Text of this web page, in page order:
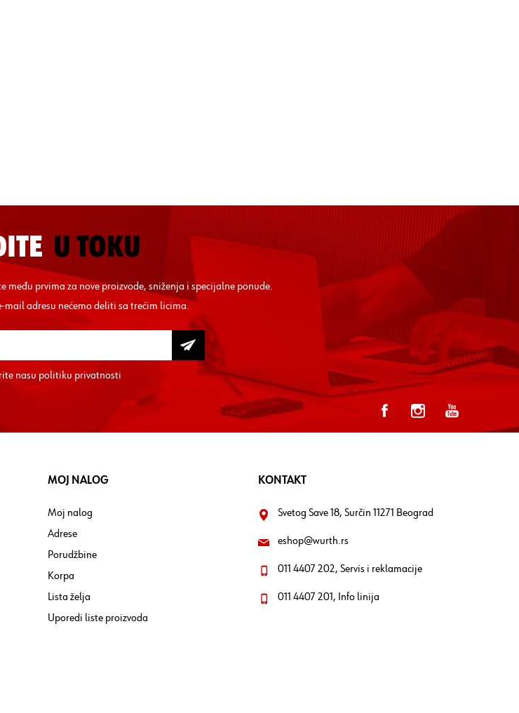
U TOKU
među prvima za nove proizvode, sniženja i specijalne ponude.
mail adresu nećemo deliti sa trećim licima.
nasupolitiku privatnosti
MOJ NALOG
Moj nalog
Adrese
Porudžbine
Korpa
Lista želja
Uporedi liste proizvoda
KONTAKT
Svetog Save 18, Surčin 11271 Beograd
eshop@wurth.rs
011 4407 202, Servis i reklamacije
011 4407 201, Info linija